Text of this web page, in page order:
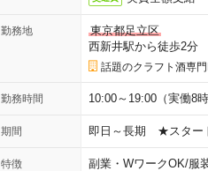
勤務地
東京都足立区
西新井駅から徒歩2分
話題のクラフト酒専
勤務時間 10:00～19:00（実働8
期間 即日～長期 ★スター
特徴 副業・WワークOK/服